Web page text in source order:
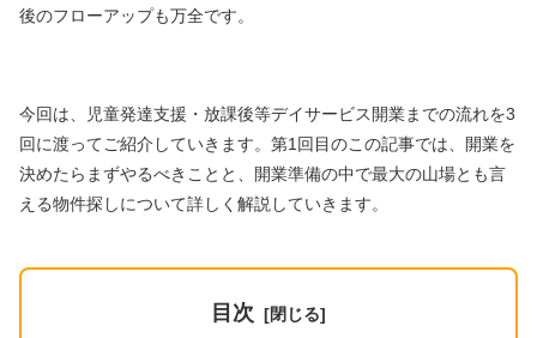
後のフローアップも万全です。
今回は、児童発達支援・放課後等デイサービス開業までの流れを3
回に渡ってご紹介していきます。第1回目のこの記事では、開業を
決めたらまずやるべきことと、開業準備の中で最大の山場とも言
える物件探しについて詳しく解説していきます。
目次